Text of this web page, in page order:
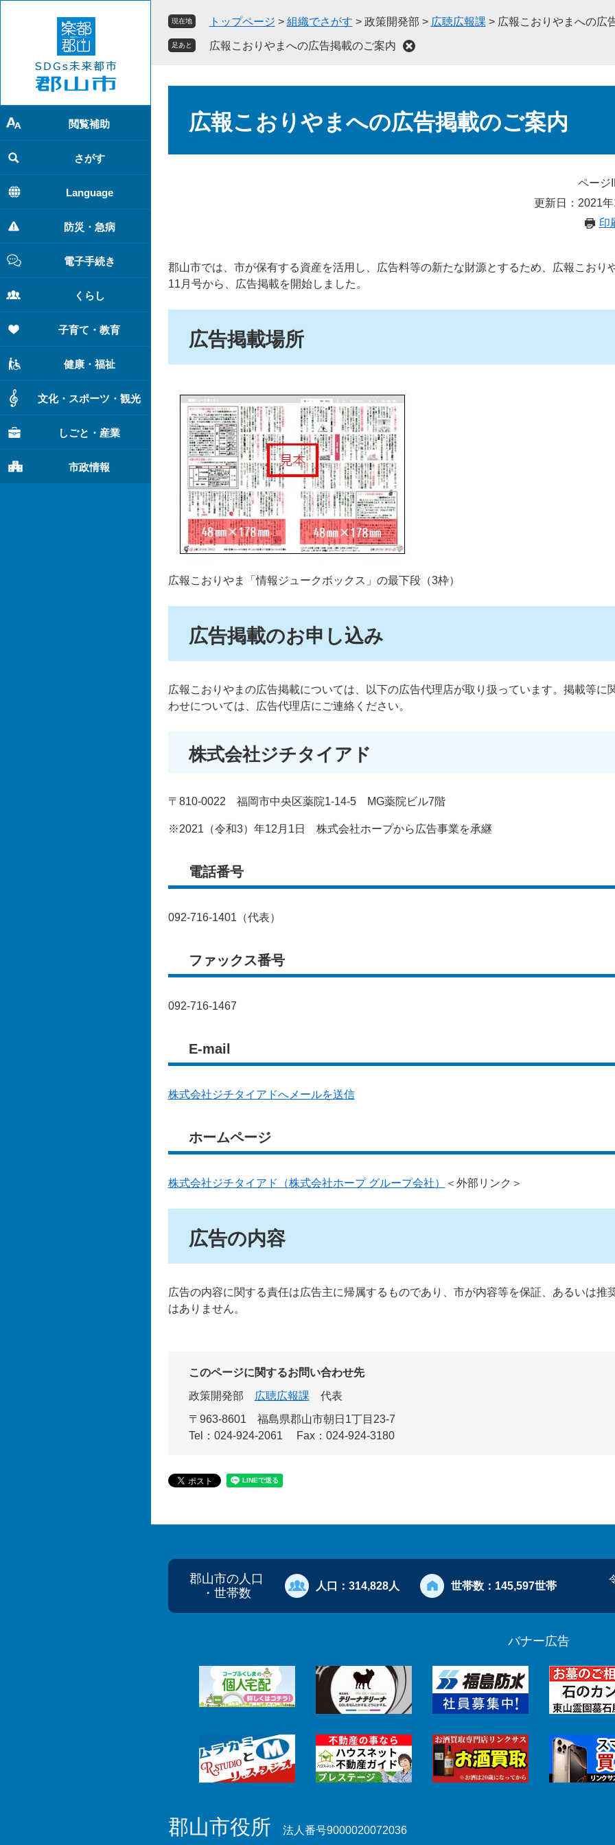
で
す
。
ば
し
て
本
文
へ
閲覧補助
さがす
Language
防災・急病
電子手続き
くらし
子育て・教育
健康・福祉
文化・スポーツ・観光
しごと・産業
市政情報
現在地 トップページ > 組織でさがす > 政策開発部 > 広聴広報課 > 広報こおりやまへの広
足あと 広報こおりやまへの広告掲載のご案内
広報こおりやまへの広告掲載のご案内
ページ
更新日：2021
印
郡山市では、市が保有する資産を活用し、広告料等の新たな財源とするため、広報こおり
11月号から、広告掲載を開始しました。
広告掲載場所
広報こおりやま「情報ジュークボックス」の最下段（3枠）
広告掲載のお申し込み
広報こおりやまの広告掲載については、以下の広告代理店が取り扱っています。掲載等に
わせについては、広告代理店にご連絡ください。
株式会社ジチタイアド
〒810-0022 福岡市中央区薬院1-14-5 MG薬院ビル7階
※2021（令和3）年12月1日 株式会社ホープから広告事業を承継
電話番号
092-716-1401（代表）
ファックス番号
092-716-1467
E-mail
株式会社ジチタイアドへメールを送信
ホームページ
株式会社ジチタイアド（株式会社ホープ グループ会社） ＜外部リンク＞
広告の内容
広告の内容に関する責任は広告主に帰属するものであり、市が内容等を保証、あるいは推
はありません。
このページに関するお問い合わせ先
政策開発部
広聴広報課
代表
〒963-8601
福島県郡山市朝日1丁目23-7
Tel：024-924-2061
Fax：024-924-3180
郡山市の人口
・世帯数
人口： 314,828人 世帯数： 145,597世帯
バナー広告
郡山市役所 法人番号9000020072036